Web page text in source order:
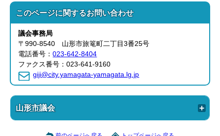
このページに関するお問い合わせ
議会事務局
〒990-8540 山形市旅篭町二丁目3番25号
電話番号：023-642-8404
ファクス番号：023-641-9160
giji@city.yamagata-yamagata.lg.jp
山形市議会